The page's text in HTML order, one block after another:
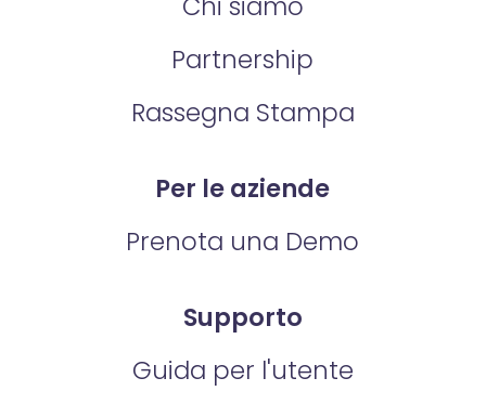
Chi siamo
Partnership
Rassegna Stampa
Per le aziende
Prenota una Demo
Supporto
Guida per l'utente